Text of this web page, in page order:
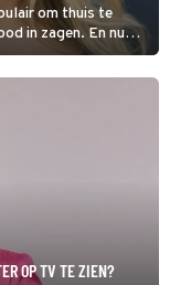
om thuis te
in zagen. En nu
bekendgemaakt.
OP TV TE ZIEN?